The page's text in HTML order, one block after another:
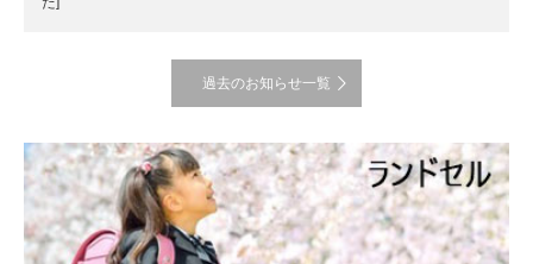
過去のお知らせ一覧